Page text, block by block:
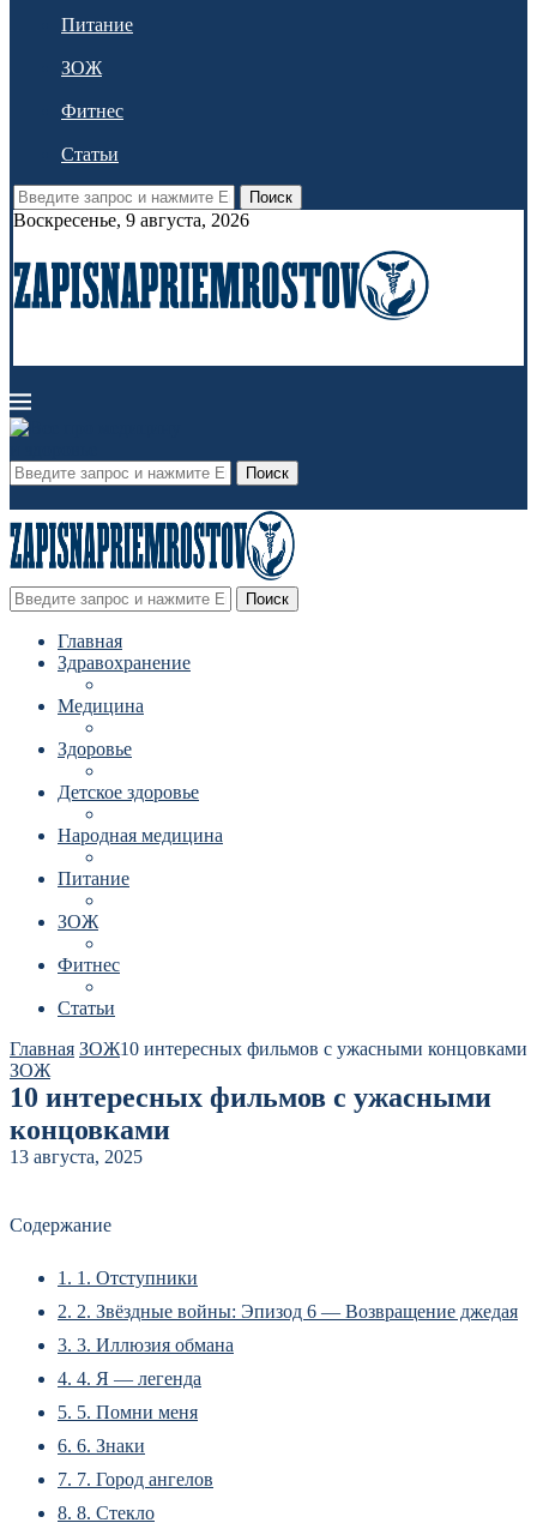
Питание
ЗОЖ
Фитнес
Статьи
Поиск
Воскресенье, 9 августа, 2026
Поиск
Поиск
Главная
Здравохранение
Медицина
Здоровье
Детское здоровье
Народная медицина
Питание
ЗОЖ
Фитнес
Статьи
Главная ЗОЖ10 интересных фильмов с ужасными концовками
ЗОЖ
10 интересных фильмов с ужасными
концовками
13 августа, 2025
Содержание
1. 1. Отступники
2. 2. Звёздные войны: Эпизод 6 — Возвращение джедая
3. 3. Иллюзия обмана
4. 4. Я — легенда
5. 5. Помни меня
6. 6. Знаки
7. 7. Город ангелов
8. 8. Стекло